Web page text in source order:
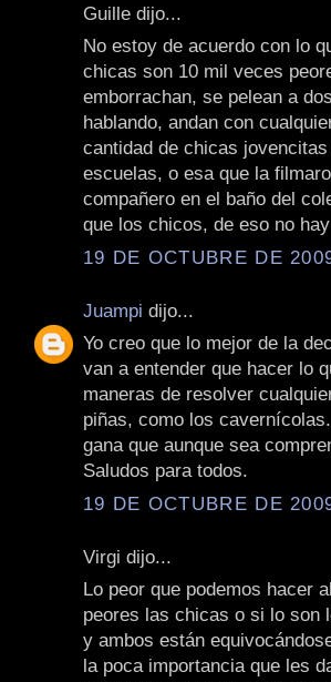
Guille dijo...
No estoy de acuerdo con lo
chicas son 10 mil veces
emborrachan, se pelean a
hablando, andan con
cantidad de chicas
escuelas, o esa que la
compañero en el baño del
que los chicos, de eso no
19 DE OCTUBRE DE
Juampi dijo...
Yo creo que lo mejor de la
van a entender que hacer lo
maneras de resolver
piñas, como los
gana que aunque sea
Saludos para todos.
19 DE OCTUBRE DE
Virgi dijo...
Lo peor que podemos hacer
peores las chicas o si lo son
y ambos están
la poca importancia que les